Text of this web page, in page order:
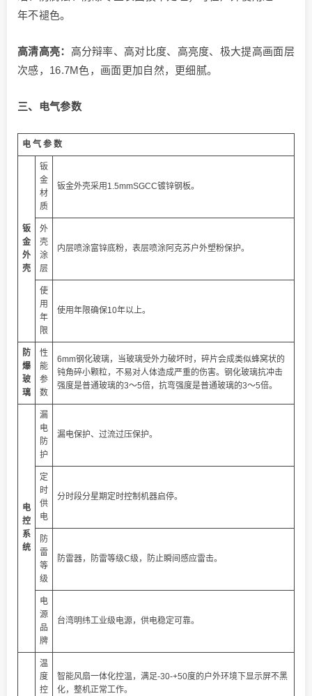
年不褪色。
高清高亮： 高分辩率、高对比度、高亮度、极大提高画面层
次感，16.7M色，画面更加自然，更细腻。
三、电气参数
电 气 参 数
钣
金
外
壳
钣
金
材
质
钣金外壳采用1.5mmSGCC镀锌钢板。
外
壳
涂
层
内层喷涂富锌底粉，表层喷涂阿克苏户外塑粉保护。
使
用
年
限
使用年限确保10年以上。
防
爆
玻
璃
性
能
参
数
6mm钢化玻璃，当玻璃受外力破坏时，碎片会成类似蜂窝状的
钝角碎小颗粒，不易对人体造成严重的伤害。钢化玻璃抗冲击
强度是普通玻璃的3～5倍，抗弯强度是普通玻璃的3～5倍。
电
控
系
统
漏
电
防
护
漏电保护、过流过压保护。
定
时
供
电
分时段分星期定时控制机器启停。
防
雷
等
级
防雷器，防雷等级C级，防止瞬间感应雷击。
电
源
品
牌
台湾明纬工业级电源，供电稳定可靠。
温
度
控
智能风扇一体化控温，满足-30-+50度的户外环境下显示屏不黑
化，整机正常工作。